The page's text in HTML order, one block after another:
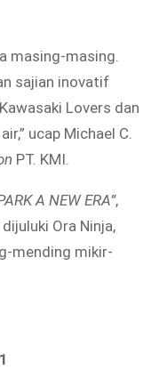
masing-masing.
sajian inovatif
Lovers dan
ucap Michael C.
PT. KMI.
A NEW ERA”,
Ora Ninja,
mending mikir-